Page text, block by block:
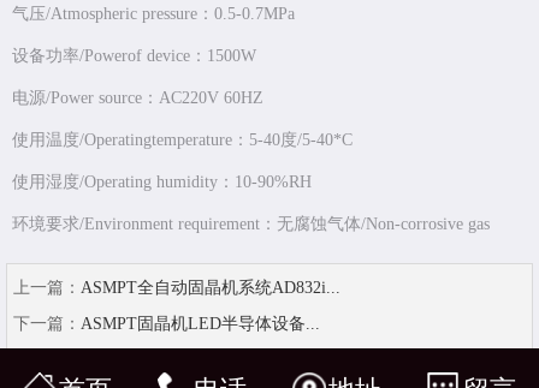
气压/Atmospheric pressure：0.5-0.7MPa
设备功率/Powerof device：1500W
电源/Power source：AC220V 60HZ
使用温度/Operatingtemperature：5-40度/5-40*C
使用湿度/Operating humidity：10-90%RH
环境要求/Environment requirement：无腐蚀气体/Non-corrosive gas
上一篇： ASMPT全自动固晶机系统AD832i...
下一篇： ASMPT固晶机LED半导体设备...